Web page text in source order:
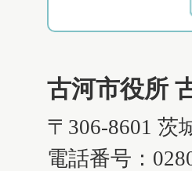
古河市役所
〒306-8601 茨
電話番号：